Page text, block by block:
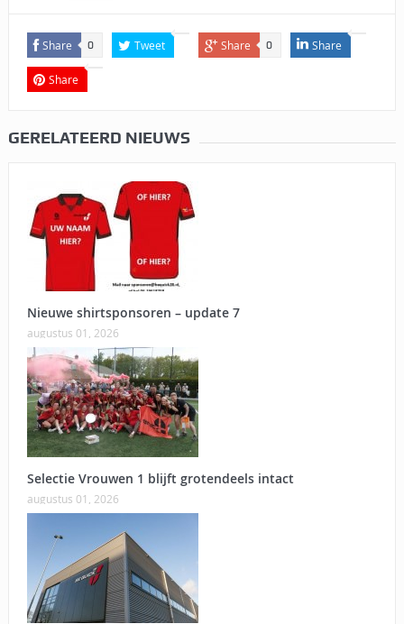
Share 0 Tweet Share 0 Share
Share
GERELATEERD NIEUWS
Nieuwe shirtsponsoren – update 7
augustus 01, 2026
Selectie Vrouwen 1 blijft grotendeels intact
augustus 01, 2026